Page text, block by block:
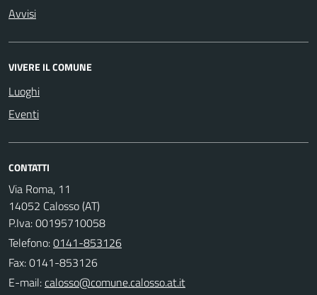
Avvisi
VIVERE IL COMUNE
Luoghi
Eventi
CONTATTI
Via Roma, 11
14052 Calosso (AT)
P.Iva: 00195710058
Telefono:0141-853126
Fax: 0141-853126
E-mail: